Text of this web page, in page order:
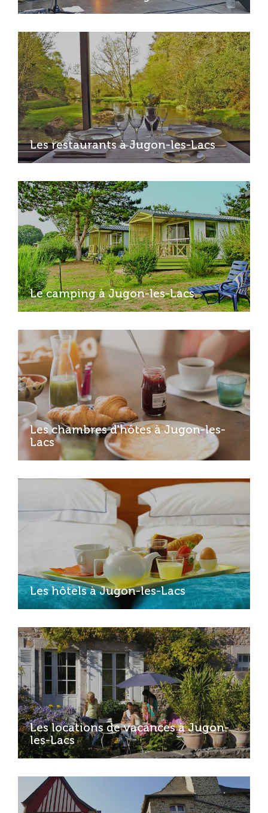
Les restaurants à Jugon-les-Lacs
Le camping à Jugon-les-Lacs
Les chambres d'hôtes à Jugon-les-
Lacs
Les hôtels à Jugon-les-Lacs
Les locations de vacances à Jugon-
les-Lacs